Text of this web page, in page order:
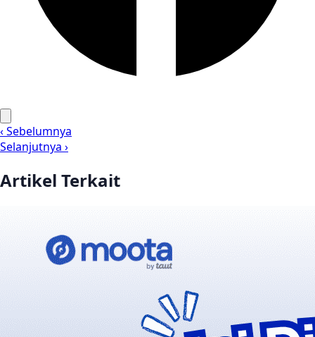
‹ Sebelumnya
Selanjutnya ›
Artikel Terkait